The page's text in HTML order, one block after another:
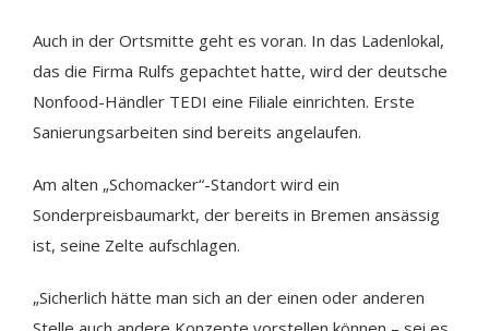
Auch in der Ortsmitte geht es voran. In das Ladenlokal,
das die Firma Rulfs gepachtet hatte, wird der deutsche
Nonfood-Händler TEDI eine Filiale einrichten. Erste
Sanierungsarbeiten sind bereits angelaufen.
Am alten „Schomacker“-Standort wird ein
Sonderpreisbaumarkt, der bereits in Bremen ansässig
ist, seine Zelte aufschlagen.
„Sicherlich hätte man sich an der einen oder anderen